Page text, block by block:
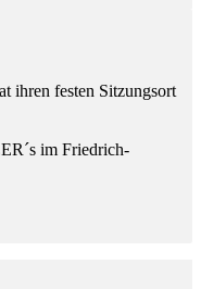
ihren festen Sitzungsort
im Friedrich-